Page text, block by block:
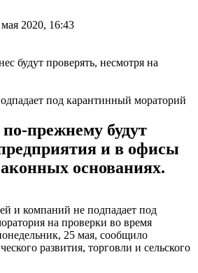
2020, 16:43
под карантинный мораторий
прежнему будут
и в офисы
основаниях.
и компаний не подпадает под
на проверки во время
25 мая, сообщило
развития, торговли и сельского